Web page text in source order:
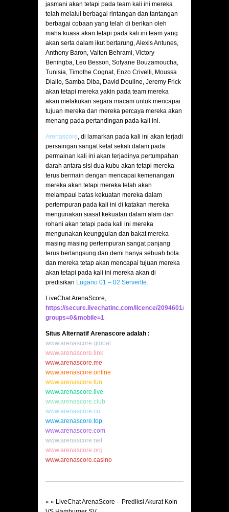
jasmani akan tetapi pada team kali ini mereka
telah melalui berbagai rintangan dan tantangan
berbagai cobaan yang telah di berikan oleh
maha kuasa akan tetapi pada kali ini team yang
akan serta dalam ikut bertarung, Alexis Antunes,
Anthony Baron, Valton Behrami, Victory
Beningba, Leo Besson, Sofyane Bouzamoucha,
Tunisia, Timothe Cognat, Enzo Crivelli, Moussa
Diallo, Samba Diba, David Douline, Jeremy Frick
akan tetapi mereka yakin pada team mereka
akan melakukan segara macam untuk mencapai
tujuan mereka dan mereka percaya mereka akan
menang pada pertandingan pada kali ini.
Arenascore, di lamarkan pada kali ini akan terjadi
persaingan sangat ketat sekali dalam pada
permainan kali ini akan terjadinya pertumpahan
darah antara sisi dua kubu akan tetapi mereka
terus bermain dengan mencapai kemenangan
mereka akan tetapi mereka telah akan
melampaui batas kekuatan mereka dalam
pertempuran pada kali ini di katakan mereka
mengunakan siasat kekuatan dalam alam dan
rohani akan tetapi pada kali ini mereka
mengunakan keunggulan dan bakat mereka
masing masing pertempuran sangat panjang
terus berlangsung dan demi hanya sebuah bola
dan mereka tetap akan mencapai tujuan mereka
akan tetapi pada kali ini mereka akan di
predisikan Lugano 01 – 02 Servertte.
LiveChat ArenaScore,
https://secure.livechatinc.com/licence/2094601/v2/
groups=0&mobile=1
Situs Alternatif Arenascore adalah :
www.arenascore.global
www.arenascore.link
www.arenascore.me
www.arenascore.online
www.arenascore.fun
www.arenascore.live
www.arenascore.club
www.arenascore.co
www.arenascore.top
www.arenascore.com
www.arenascore.net
www.arenascore.org
www.arenascore.casino
« « LiveChat ArenaScore – Prediksi Akurat Koln